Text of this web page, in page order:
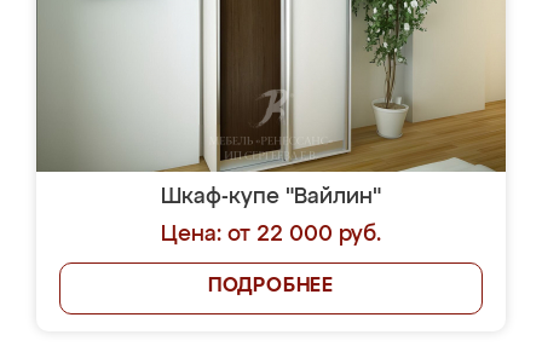
Шкаф-купе "Вайлин"
Цена: от 22 000 руб.
ПОДРОБНЕЕ